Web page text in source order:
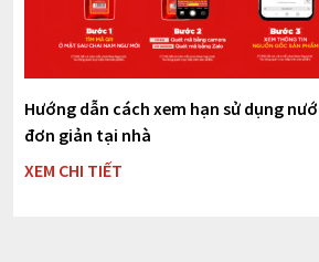
Hướng dẫn cách xem hạn sử dụng
đơn giản tại nhà
XEM CHI TIẾT